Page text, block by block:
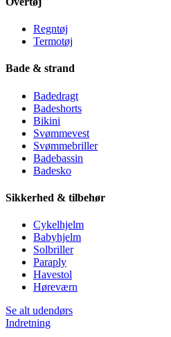
Regntøj
Termotøj
Bade & strand
Badedragt
Badeshorts
Bikini
Svømmevest
Svømmebriller
Badebassin
Badesko
Sikkerhed & tilbehør
Cykelhjelm
Babyhjelm
Solbriller
Paraply
Havestol
Høreværn
Se alt udendørs
Indretning